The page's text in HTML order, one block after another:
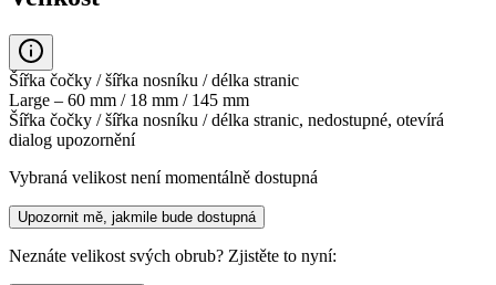
Šířka čočky / šířka nosníku / délka stranic
Large – 60 mm / 18 mm / 145 mm
Šířka čočky / šířka nosníku / délka stranic, nedostupné, otevírá
dialog upozornění
Vybraná velikost není momentálně dostupná
Upozornit mě, jakmile bude dostupná
Neznáte velikost svých obrub? Zjistěte to nyní: